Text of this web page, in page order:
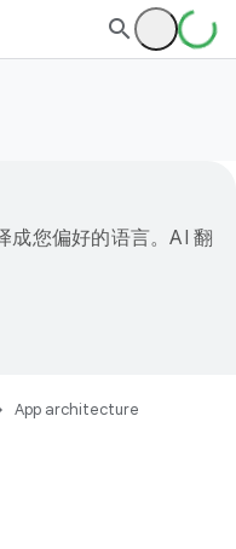
成您偏好的语言。AI 翻
App architecture